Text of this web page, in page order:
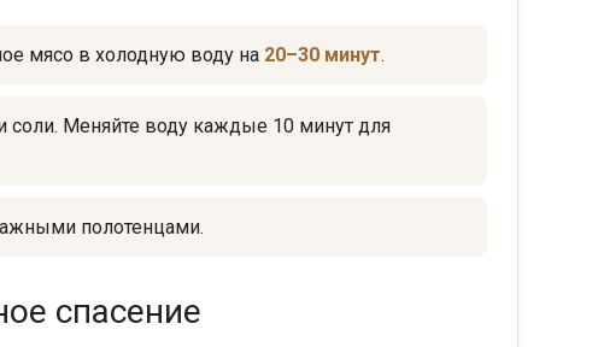
мясо в холодную воду на 20–30 минут.
соли. Меняйте воду каждые 10 минут для
полотенцами.
спасение